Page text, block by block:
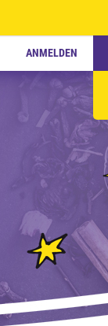
ANMELDEN